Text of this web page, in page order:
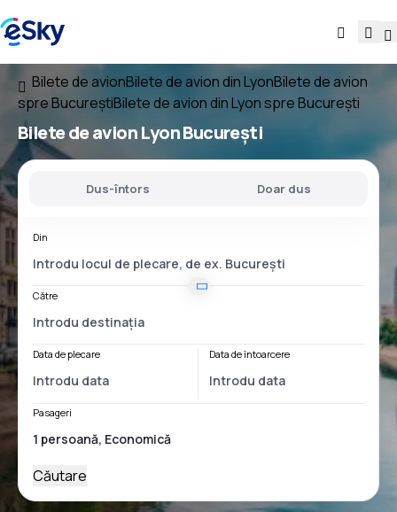
Bilete de avionBilete de avion din LyonBilete de avion
spre BucureștiBilete de avion din Lyon spre București
Bilete de avionLyon București
Dus-întors Doar dus
Din
Către
Data de plecare Data de întoarcere
Pasageri
Căutare